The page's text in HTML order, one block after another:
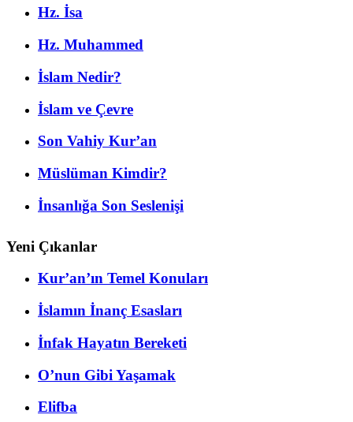
Hz. İsa
Hz. Muhammed
İslam Nedir?
İslam ve Çevre
Son Vahiy Kur’an
Müslüman Kimdir?
İnsanlığa Son Seslenişi
Yeni Çıkanlar
Kur’an’ın Temel Konuları
İslamın İnanç Esasları
İnfak Hayatın Bereketi
O’nun Gibi Yaşamak
Elifba